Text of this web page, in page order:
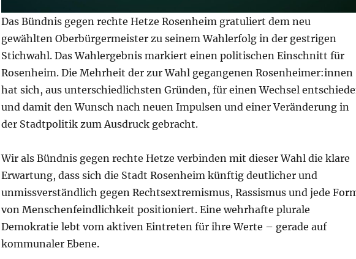
Das Bündnis gegen rechte Hetze Rosenheim gratuliert dem neu
gewählten Oberbürgermeister zu seinem Wahlerfolg in der gestrigen
Stichwahl. Das Wahlergebnis markiert einen politischen Einschnitt für
Rosenheim. Die Mehrheit der zur Wahl gegangenen Rosenheimer:innen
hat sich, aus unterschiedlichsten Gründen, für einen Wechsel
und damit den Wunsch nach neuen Impulsen und einer Veränderung in
der Stadtpolitik zum Ausdruck gebracht.
Wir als Bündnis gegen rechte Hetze verbinden mit dieser Wahl die klare
Erwartung, dass sich die Stadt Rosenheim künftig deutlicher und
unmissverständlich gegen Rechtsextremismus, Rassismus und jede
von Menschenfeindlichkeit positioniert. Eine wehrhafte plurale
Demokratie lebt vom aktiven Eintreten für ihre Werte – gerade auf
kommunaler Ebene.